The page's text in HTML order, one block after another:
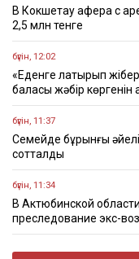
В Кокшетау афера с
2,5 млн тенге
бүгін, 12:02
«Еденге лақтырып
баласы жәбір көргенін
бүгін, 11:37
Семейде бұрынғы
сотталды
бүгін, 11:34
В Актюбинской
преследование экс-
бүгін, 11:17